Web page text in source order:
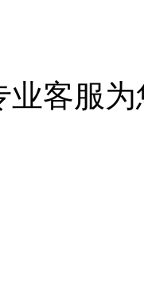
业客服